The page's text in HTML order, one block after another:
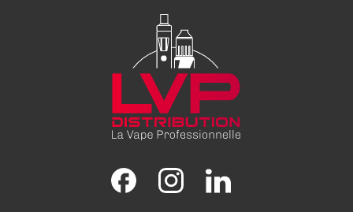
Facebook Instagram